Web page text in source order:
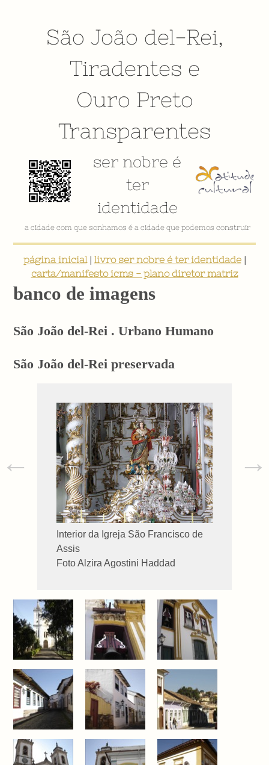
São João del-Rei,
Tiradentes e
Ouro Preto
Transparentes
ser nobre é
ter
identidade
VÍDEO INSTITUCIONAL
página inicial| livro ser nobre é ter identidade|
carta/manifesto icms - plano diretor matriz
banco de imagens
São João del-Rei . Urbano Humano
São João del-Rei preservada
Interior da Igreja São Francisco de
Assis
Foto Alzira Agostini Haddad
← →